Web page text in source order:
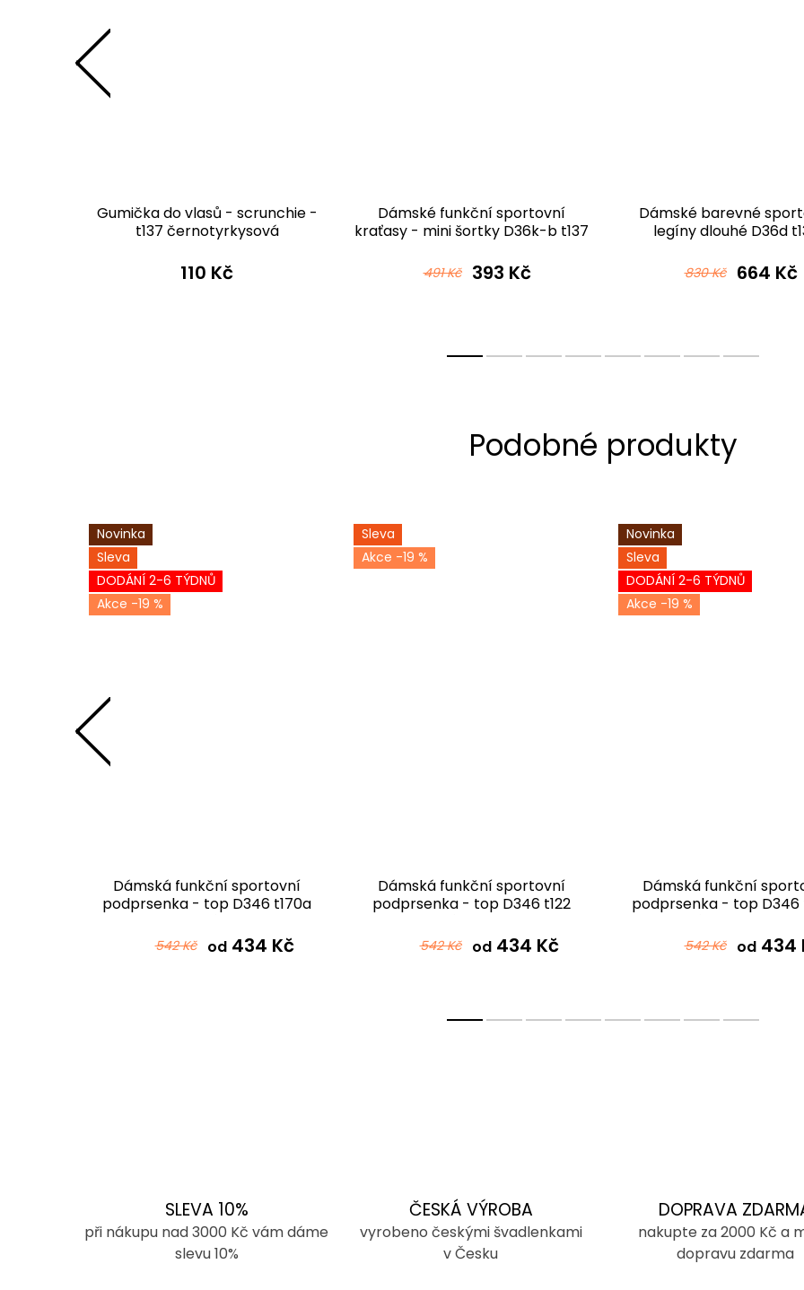
Gumička do vlasů - scrunchie -
t137 černotyrkysová
110 Kč
Dámské funkční sportovní
kraťasy - mini šortky D36k-b t137
491 Kč 393 Kč
Dámské barevné
legíny dlouhé D36d
830 Kč 664 Kč
Novinka
Sleva
DODÁNÍ 2-6 TÝDNŮ
-19 %
Dámská funkční sportovní
podprsenka - top D346 t170a
542 Kč od434 Kč
Sleva
-19 %
Dámská funkční sportovní
podprsenka - top D346 t122
542 Kč od434 Kč
Novinka
Sleva
DODÁNÍ 2-6 TÝDNŮ
-19 %
Dámská funkční
podprsenka - top D346
542 Kč od434
SLEVA 10%
při nákupu nad 3000 Kč vám dáme
slevu 10%
ČESKÁ VÝROBA
vyrobeno českými švadlenkami
v Česku
DOPRAVA
nakupte za 2000 Kč a
dopravu zdarma